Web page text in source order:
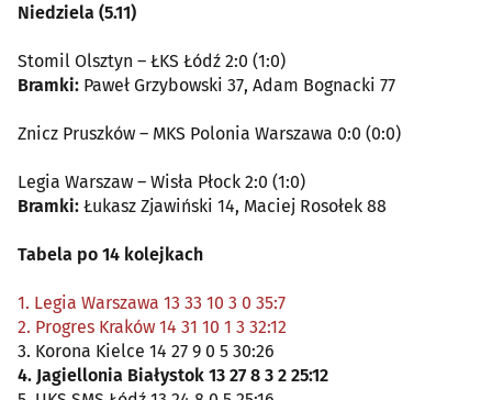
Niedziela (5.11)
Stomil Olsztyn – ŁKS Łódź 2:0 (1:0)
Bramki: Paweł Grzybowski 37, Adam Bognacki 77
Znicz Pruszków – MKS Polonia Warszawa 0:0 (0:0)
Legia Warszaw – Wisła Płock 2:0 (1:0)
Bramki: Łukasz Zjawiński 14, Maciej Rosołek 88
Tabela po 14 kolejkach
1. Legia Warszawa 13 33 10 3 0 35:7
2. Progres Kraków 14 31 10 1 3 32:12
3. Korona Kielce 14 27 9 0 5 30:26
4. Jagiellonia Białystok 13 27 8 3 2 25:12